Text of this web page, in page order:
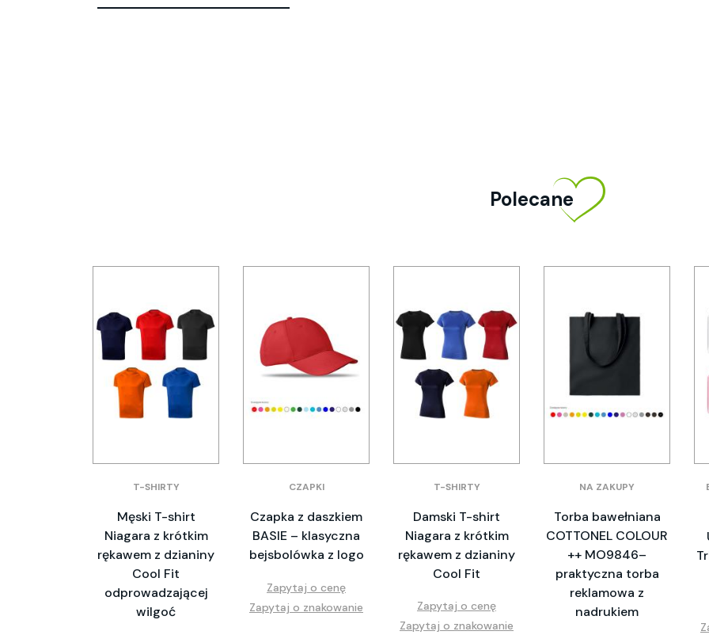
Polecane
T-SHIRTY
Męski T-shirt
Niagara z krótkim
rękawem z dzianiny
Cool Fit
odprowadzającej
wilgoć
CZAPKI
Czapka z daszkiem
BASIE – klasyczna
bejsbolówka z logo
Zapytaj o cenę
Zapytaj o znakowanie
T-SHIRTY
Damski T-shirt
Niagara z krótkim
rękawem z dzianiny
Cool Fit
Zapytaj o cenę
Zapytaj o znakowanie
NA ZAKUPY
Torba bawełniana
COTTONEL COLOUR
++ MO9846–
praktyczna torba
reklamowa z
nadrukiem